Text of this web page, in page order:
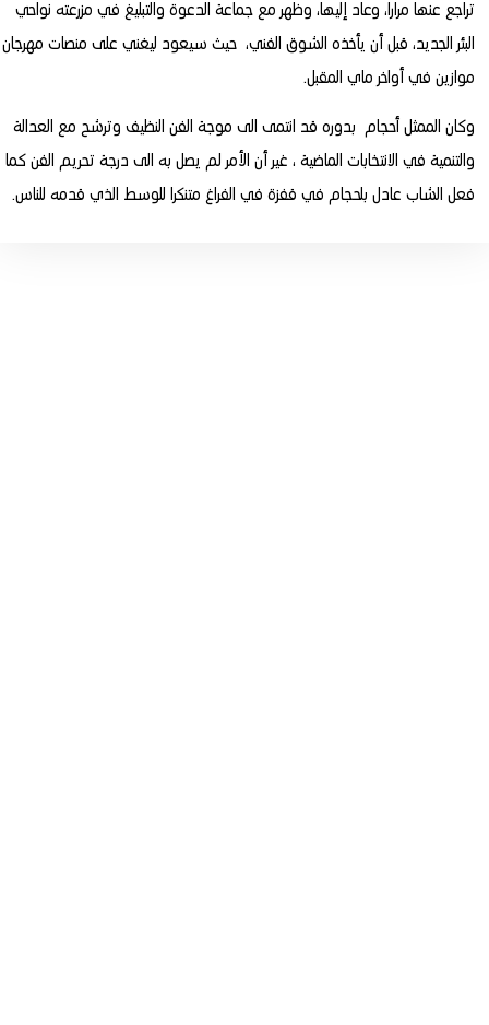
تراجع عنها مرارا، وعاد إليها، وظهر مع جماعة الدعوة والتبليغ في مزرعته نواحي
البئر الجديد، قبل أن يأخذه الشوق الفني، حيث سيعود ليغني على منصات مهرجان
موازين في أواخر ماي المقبل.
وكان الممثل أحجام بدوره قد انتمى الى موجة الفن النظيف وترشح مع العدالة
والتنمية في الانتخابات الماضية ، غير أن الأمر لم يصل به الى درجة تحريم الفن كما
فعل الشاب عادل بلحجام في قفزة في الفراغ متنكرا للوسط الذي قدمه للناس.